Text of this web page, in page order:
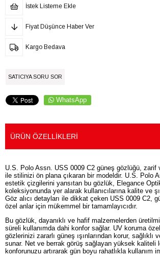
İstek Listeme Ekle
Fiyat Düşünce Haber Ver
Kargo Bedava
SATICIYA SORU SOR
WhatsApp
ÜRÜN ÖZELLIKLERI
U.S. Polo Assn. USS 0009 C2 güneş gözlüğü, zarif
ile stilinizi ön plana çıkaran bir modeldir. U.S. Polo
estetik çizgilerini yansıtan bu gözlük, Elegance
koleksiyonunda yer alarak kullanıcılarına kalite ve
Göz alıcı detayları ile dikkat çeken USS 0009 C2,
özel anlar için mükemmel bir tamamlayıcıdır.
Bu gözlük, dayanıklı ve hafif malzemelerden
süreli kullanımda dahi konfor sağlar. UV koruma
gözlerinizi zararlı güneş ışınlarından korur, sağlıklı
sunar. Net ve berrak görüş sağlayan yüksek kaliteli
konforunuzu artırarak gün boyu rahatlıkla kullanım